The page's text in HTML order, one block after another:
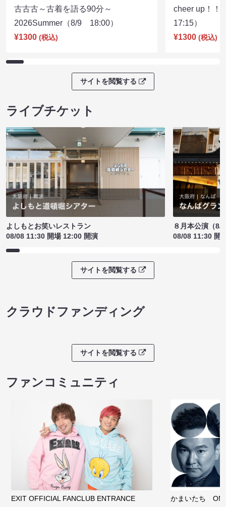
古古古～古着を語る90分～
2026Summer（8/9 18:00）
¥1300 (税込)
cheer up！
17:15）
¥1300 (税込)
サイトを閲覧する
ライブチケット
よしもとお笑いレストラン
08/08 11:30 開場 12:00 開演
８月本公演（8/
08/08 11:30 開
サイトを閲覧する
クラウドファンディング
サイトを閲覧する
ファンコミュニティ
EXIT OFFICIAL FANCLUB ENTRANCE かまいたち